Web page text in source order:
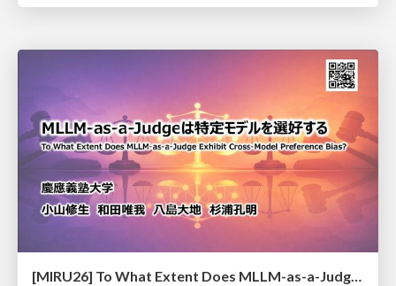
[MIRU26] To What Extent Does MLLM-as-a-Judge Exhibit Cross-Model Preference Bias?